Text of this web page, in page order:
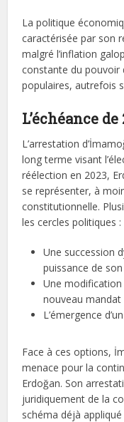
La politique
caractérisée par son
malgré l’inflation
constante du pouvoir
populaires, autrefois
L’échéance de
L’arrestation
long terme visant
réélection en 2023,
se représenter, à
constitutionnelle.
les cercles politiques :
Une succession
puissance de
Une
nouveau mandat
L’émergence
Face à ces options,
menace pour la
Erdoğan. Son
juridiquement de la
schéma déjà